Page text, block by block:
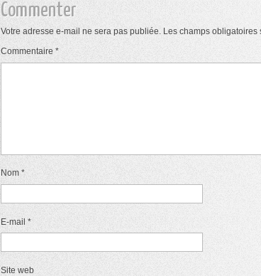
Commenter
Votre adresse e-mail ne sera pas publiée. Les champs obligatoires
Commentaire *
Nom *
E-mail *
Site web